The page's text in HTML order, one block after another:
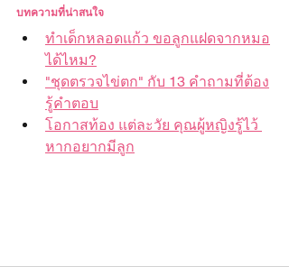
บทความที่น่าสนใจ
ทำเด็กหลอดแก้ว ขอลูกแฝดจากหมอ
ได้ไหม?
"ชุดตรวจไข่ตก" กับ 13 คำถามที่ต้อง
รู้คำตอบ
โอกาสท้อง แต่ละวัย คุณผู้หญิงรู้ไว้
หากอยากมีลูก